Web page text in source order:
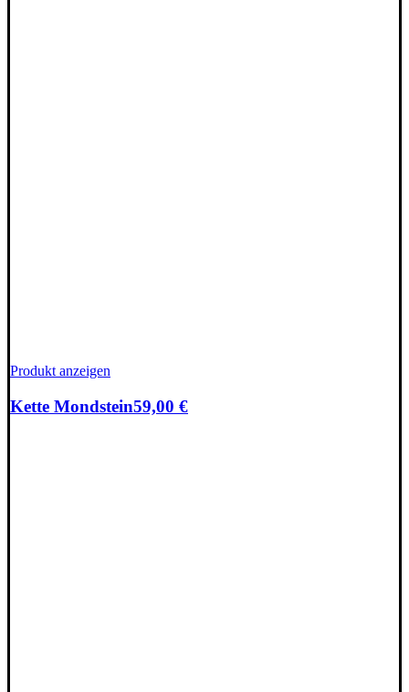
Produkt anzeigen
Kette Mondstein59,00 €